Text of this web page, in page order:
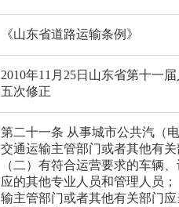
《山东省道路运输条例》
2010年11月25日山东省第十一
五次修正
第二十一条 从事城市公共汽（
交通运输主管部门或者其他有
（二）有符合运营要求的车辆
应的其他专业人员和管理人员
输主管部门或者其他有关部门